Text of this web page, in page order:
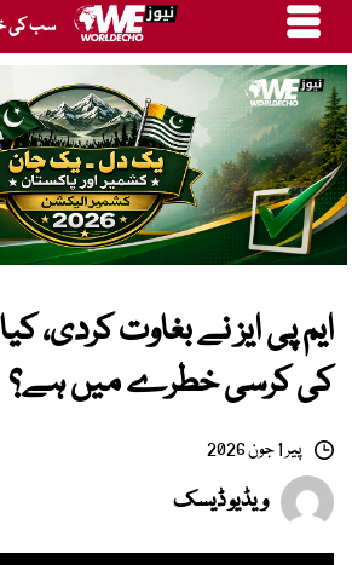
سب کی
ایم پی ایز نے بغاوت کردی،
کی کرسی خطرے میں ہے؟
پیر 1 جون 2026
ویڈیو ڈیسک